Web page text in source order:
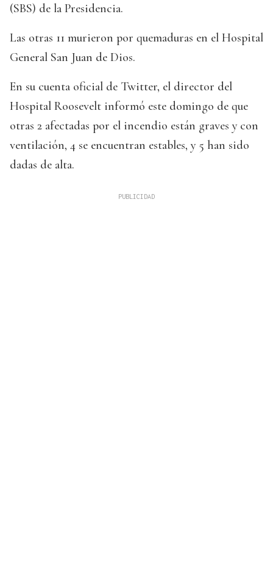
(SBS) de la Presidencia.
Las otras 11 murieron por quemaduras en el Hospital
General San Juan de Dios.
En su cuenta oficial de Twitter, el director del
Hospital Roosevelt informó este domingo de que
otras 2 afectadas por el incendio están graves y con
ventilación, 4 se encuentran estables, y 5 han sido
dadas de alta.